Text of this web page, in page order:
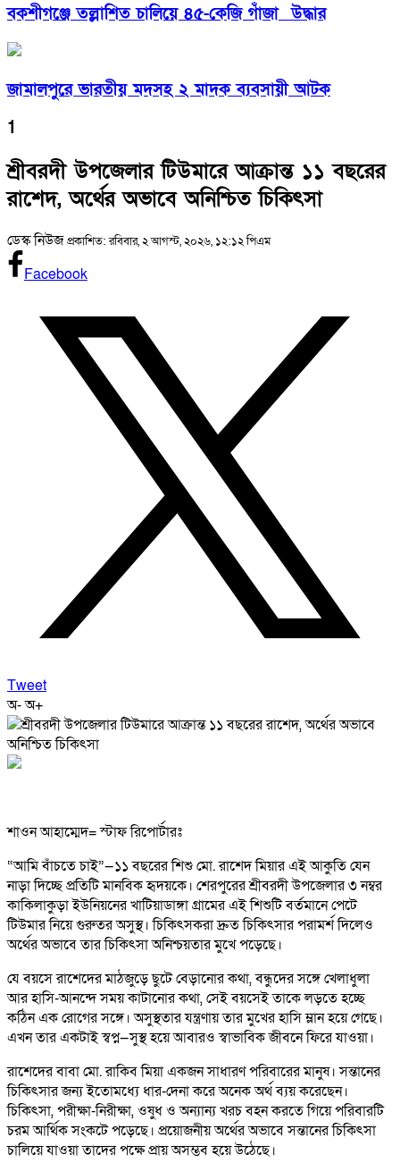
বকশীগঞ্জে তল্লাশিত চালিয়ে ৪৫-কেজি গাঁজা উদ্ধার
জামালপুরে ভারতীয় মদসহ ২ মাদক ব্যবসায়ী আটক
1
শ্রীবরদী উপজেলার টিউমারে আক্রান্ত ১১ বছরের
রাশেদ, অর্থের অভাবে অনিশ্চিত চিকিৎসা
ডেস্ক নিউজপ্রকাশিত: রবিবার, ২ আগস্ট, ২০২৬, ১২:১২ পিএম
Facebook
Tweet
অ-অ+
শাওন আহাম্মেদ= স্টাফ রিপোর্টারঃ
“আমি বাঁচতে চাই”—১১ বছরের শিশু মো. রাশেদ মিয়ার এই আকুতি যেন
নাড়া দিচ্ছে প্রতিটি মানবিক হৃদয়কে। শেরপুরের শ্রীবরদী উপজেলার ৩ নম্বর
কাকিলাকুড়া ইউনিয়নের খাটিয়াডাঙ্গা গ্রামের এই শিশুটি বর্তমানে পেটে
টিউমার নিয়ে গুরুতর অসুস্থ। চিকিৎসকরা দ্রুত চিকিৎসার পরামর্শ দিলেও
অর্থের অভাবে তার চিকিৎসা অনিশ্চয়তার মুখে পড়েছে।
যে বয়সে রাশেদের মাঠজুড়ে ছুটে বেড়ানোর কথা, বন্ধুদের সঙ্গে খেলাধুলা
আর হাসি-আনন্দে সময় কাটানোর কথা, সেই বয়সেই তাকে লড়তে হচ্ছে
কঠিন এক রোগের সঙ্গে। অসুস্থতার যন্ত্রণায় তার মুখের হাসি ম্লান হয়ে গেছে।
এখন তার একটাই স্বপ্ন—সুস্থ হয়ে আবারও স্বাভাবিক জীবনে ফিরে যাওয়া।
রাশেদের বাবা মো. রাকিব মিয়া একজন সাধারণ পরিবারের মানুষ। সন্তানের
চিকিৎসার জন্য ইতোমধ্যে ধার-দেনা করে অনেক অর্থ ব্যয় করেছেন।
চিকিৎসা, পরীক্ষা-নিরীক্ষা, ওষুধ ও অন্যান্য খরচ বহন করতে গিয়ে পরিবারটি
চরম আর্থিক সংকটে পড়েছে। প্রয়োজনীয় অর্থের অভাবে সন্তানের চিকিৎসা
চালিয়ে যাওয়া তাদের পক্ষে প্রায় অসম্ভব হয়ে উঠেছে।